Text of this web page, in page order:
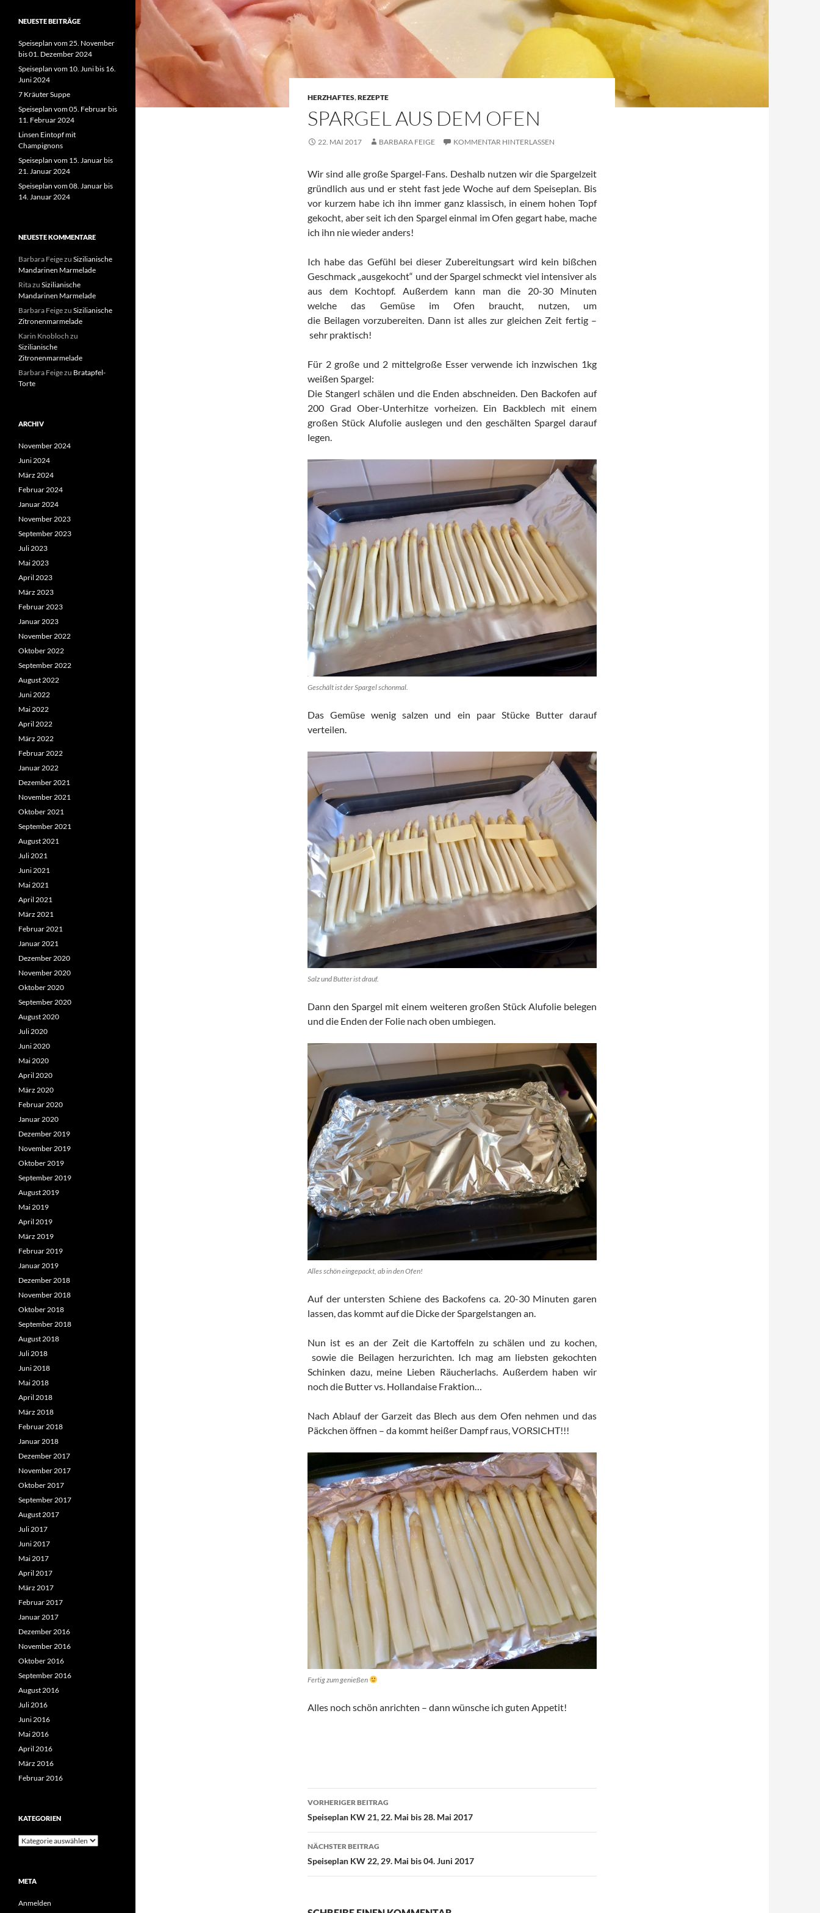
HERZHAFTES,REZEPTE
SPARGEL AUS DEM OFEN
22. MAI 2017 BARBARA FEIGE KOMMENTAR HINTERLASSEN
Wir sind alle große Spargel-Fans. Deshalb nutzen wir die Spargelzeit
gründlich aus und er steht fast jede Woche auf dem Speiseplan. Bis
vor kurzem habe ich ihn immer ganz klassisch, in einem hohen Topf
gekocht, aber seit ich den Spargel einmal im Ofen gegart habe, mache
ich ihn nie wieder anders!
Ich habe das Gefühl bei dieser Zubereitungsart wird kein bißchen
Geschmack „ausgekocht“ und der Spargel schmeckt viel intensiver als
aus dem Kochtopf. Außerdem kann man die 20-30 Minuten
welche das Gemüse im Ofen braucht, nutzen, um
die Beilagen vorzubereiten. Dann ist alles zur gleichen Zeit fertig –
sehr praktisch!
Für 2 große und 2 mittelgroße Esser verwende ich inzwischen 1kg
weißen Spargel:
Die Stangerl schälen und die Enden abschneiden. Den Backofen auf
200 Grad Ober-Unterhitze vorheizen. Ein Backblech mit einem
großen Stück Alufolie auslegen und den geschälten Spargel darauf
legen.
Geschält ist der Spargel schonmal.
Das Gemüse wenig salzen und ein paar Stücke Butter darauf
verteilen.
Salz und Butter ist drauf.
Dann den Spargel mit einem weiteren großen Stück Alufolie belegen
und die Enden der Folie nach oben umbiegen.
Alles schön eingepackt, ab in den Ofen!
Auf der untersten Schiene des Backofens ca. 20-30 Minuten garen
lassen, das kommt auf die Dicke der Spargelstangen an.
Nun ist es an der Zeit die Kartoffeln zu schälen und zu kochen,
sowie die Beilagen herzurichten. Ich mag am liebsten gekochten
Schinken dazu, meine Lieben Räucherlachs. Außerdem haben wir
noch die Butter vs. Hollandaise Fraktion…
Nach Ablauf der Garzeit das Blech aus dem Ofen nehmen und das
Päckchen öffnen – da kommt heißer Dampf raus, VORSICHT!!!
Fertig zum genießen
Alles noch schön anrichten – dann wünsche ich guten Appetit!
Beitragsnavigation
VORHERIGER BEITRAG
Speiseplan KW 21, 22. Mai bis 28. Mai 2017
NÄCHSTER BEITRAG
Speiseplan KW 22, 29. Mai bis 04. Juni 2017
NEUESTE BEITRÄGE
Speiseplan vom 25. November
bis 01. Dezember 2024
Speiseplan vom 10. Juni bis 16.
Juni 2024
7 Kräuter Suppe
Speiseplan vom 05. Februar bis
11. Februar 2024
Linsen Eintopf mit
Champignons
Speiseplan vom 15. Januar bis
21. Januar 2024
Speiseplan vom 08. Januar bis
14. Januar 2024
NEUESTE KOMMENTARE
Barbara Feigezu Sizilianische
Mandarinen Marmelade
Ritazu Sizilianische
Mandarinen Marmelade
Barbara Feigezu Sizilianische
Zitronenmarmelade
Karin Knobloch zu
Sizilianische
Zitronenmarmelade
Barbara Feigezu Bratapfel-
Torte
ARCHIV
November 2024
Juni 2024
März 2024
Februar 2024
Januar 2024
November 2023
September 2023
Juli 2023
Mai 2023
April 2023
März 2023
Februar 2023
Januar 2023
November 2022
Oktober 2022
September 2022
August 2022
Juni 2022
Mai 2022
April 2022
März 2022
Februar 2022
Januar 2022
Dezember 2021
November 2021
Oktober 2021
September 2021
August 2021
Juli 2021
Juni 2021
Mai 2021
April 2021
März 2021
Februar 2021
Januar 2021
Dezember 2020
November 2020
Oktober 2020
September 2020
August 2020
Juli 2020
Juni 2020
Mai 2020
April 2020
März 2020
Februar 2020
Januar 2020
Dezember 2019
November 2019
Oktober 2019
September 2019
August 2019
Mai 2019
April 2019
März 2019
Februar 2019
Januar 2019
Dezember 2018
November 2018
Oktober 2018
September 2018
August 2018
Juli 2018
Juni 2018
Mai 2018
April 2018
März 2018
Februar 2018
Januar 2018
Dezember 2017
November 2017
Oktober 2017
September 2017
August 2017
Juli 2017
Juni 2017
Mai 2017
April 2017
März 2017
Februar 2017
Januar 2017
Dezember 2016
November 2016
Oktober 2016
September 2016
August 2016
Juli 2016
Juni 2016
Mai 2016
April 2016
März 2016
Februar 2016
KATEGORIEN
Kategorien
META
Anmelden